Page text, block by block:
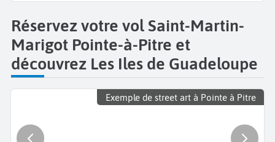
Réservez votre vol Saint-Martin-
Marigot Pointe-à-Pitre et
découvrez Les Iles de Guadeloupe
Exemple de street art à Pointe à Pitre